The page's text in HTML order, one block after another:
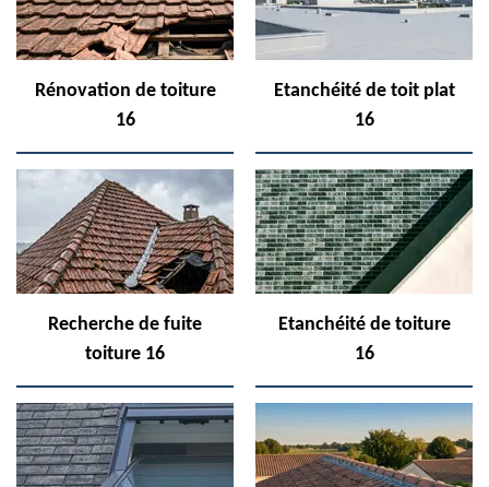
Rénovation de toiture
16
Etanchéité de toit plat
16
Recherche de fuite
toiture 16
Etanchéité de toiture
16